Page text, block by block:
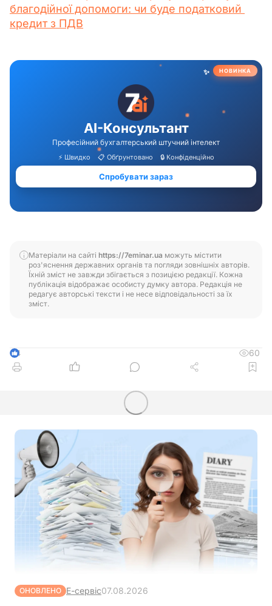
благодійної допомоги: чи буде податковий
кредит з ПДВ
Матеріали на сайті https://7eminar.ua можуть містити
роз'яснення державних органів та погляди зовнішніх авторів.
Їхній зміст не завжди збігається з позицією редакції. Кожна
публікація відображає особисту думку автора. Редакція не
редагує авторські тексти і не несе відповідальності за їх
зміст.
4 60
ОНОВЛЕНО Е-сервіс07.08.2026